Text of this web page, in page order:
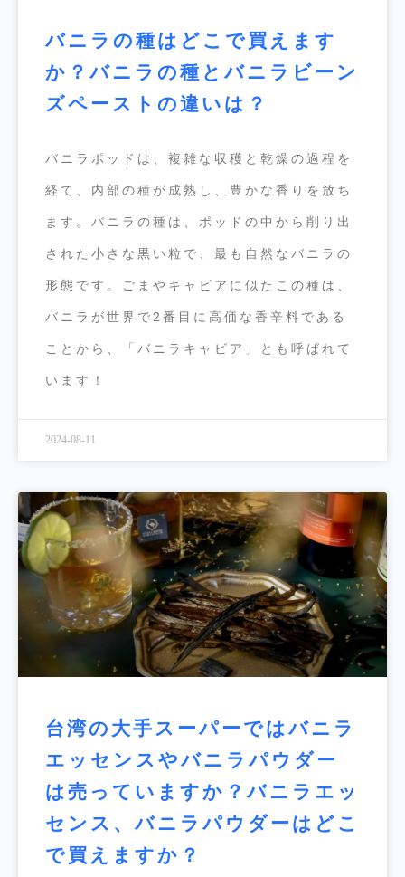
バニラの種はどこで買えます
か？バニラの種とバニラビーン
ズペーストの違いは？
バニラポッドは、複雑な収穫と乾燥の過程を
経て、内部の種が成熟し、豊かな香りを放ち
ます。バニラの種は、ポッドの中から削り出
された小さな黒い粒で、最も自然なバニラの
形態です。ごまやキャビアに似たこの種は、
バニラが世界で2番目に高価な香辛料である
ことから、「バニラキャビア」とも呼ばれて
います！
2024-08-11
台湾の大手スーパーではバニラ
エッセンスやバニラパウダー
は売っていますか？バニラエッ
センス、バニラパウダーはどこ
で買えますか？